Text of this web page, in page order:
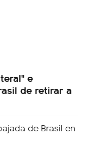
e
de retirar a